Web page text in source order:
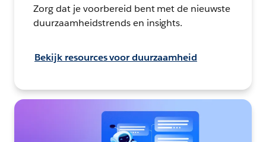
Zorg dat je voorbereid bent met de nieuwste
duurzaamheidstrends en insights.
Bekijk resources voor duurzaamheid